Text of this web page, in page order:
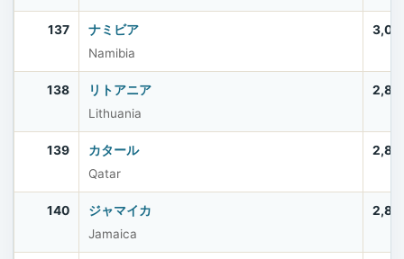
137
ナミビア
Namibia
138
リトアニア
Lithuania
139
カタール
Qatar
140
ジャマイカ
Jamaica